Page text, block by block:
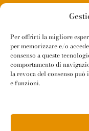
Per offrirti la migliore
per memorizzare e/o
consenso a queste
comportamento di
la revoca del consenso
e funzioni.